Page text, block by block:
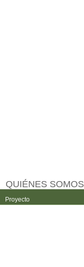
QUIÉNES SOMOS
Proyecto